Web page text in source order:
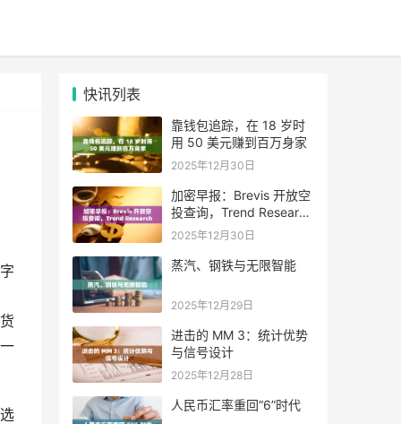
快讯列表
靠钱包追踪，在 18 岁时
用 50 美元赚到百万身家
2025年12月30日
加密早报：Brevis 开放空
投查询，Trend Research
单日增持超 4.6 万枚 ETH
2025年12月30日
蒸汽、钢铁与无限智能
2025年12月29日
进击的 MM 3：统计优势
与信号设计
2025年12月28日
人民币汇率重回“6”时代